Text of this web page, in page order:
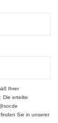
zur
weder
noch
Der
Ihrer
Die erteilte
Sie in unserer